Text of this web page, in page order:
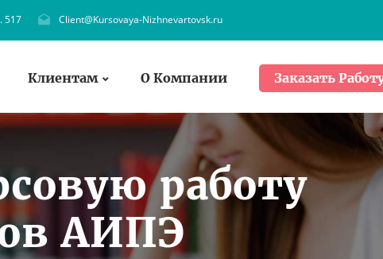
517 Client@Kursovaya-Nizhnevartovsk.ru
Клиентам О Компании Заказать
работу
АИПЭ